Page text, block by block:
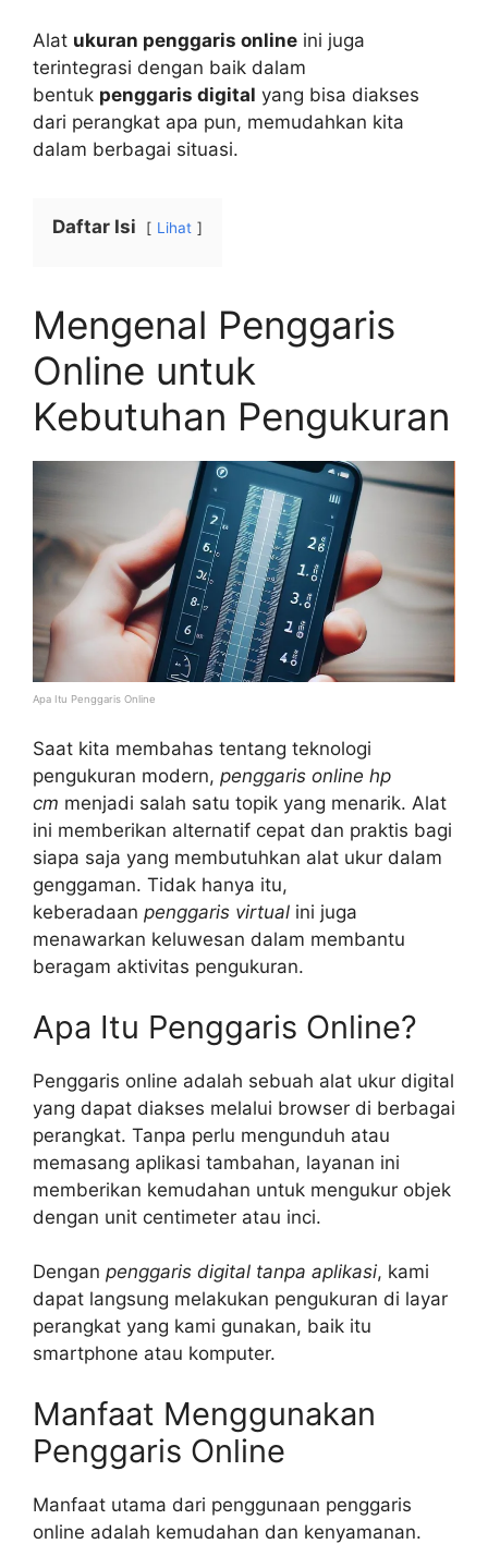
Alat ukuran penggaris online ini juga
terintegrasi dengan baik dalam
bentuk penggaris digital yang bisa diakses
dari perangkat apa pun, memudahkan kita
dalam berbagai situasi.
Daftar Isi Lihat
Mengenal Penggaris
Online untuk
Kebutuhan Pengukuran
Apa Itu Penggaris Online
Saat kita membahas tentang teknologi
pengukuran modern, penggaris online hp
cm menjadi salah satu topik yang menarik. Alat
ini memberikan alternatif cepat dan praktis bagi
siapa saja yang membutuhkan alat ukur dalam
genggaman. Tidak hanya itu,
keberadaan penggaris virtual ini juga
menawarkan keluwesan dalam membantu
beragam aktivitas pengukuran.
Apa Itu Penggaris Online?
Penggaris online adalah sebuah alat ukur digital
yang dapat diakses melalui browser di berbagai
perangkat. Tanpa perlu mengunduh atau
memasang aplikasi tambahan, layanan ini
memberikan kemudahan untuk mengukur objek
dengan unit centimeter atau inci.
Dengan penggaris digital tanpa aplikasi, kami
dapat langsung melakukan pengukuran di layar
perangkat yang kami gunakan, baik itu
smartphone atau komputer.
Manfaat Menggunakan
Penggaris Online
Manfaat utama dari penggunaan penggaris
online adalah kemudahan dan kenyamanan.